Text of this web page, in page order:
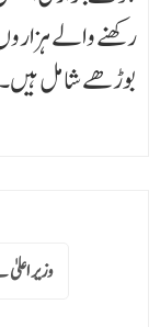
رکھنے والے
بوڑھے شامل ہیں۔
وزیر